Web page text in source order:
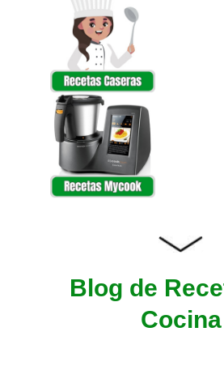
Blog de
Cocina